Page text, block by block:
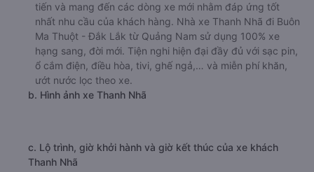
tiến và mang đến các dòng xe mới nhằm đáp ứng tốt
nhất nhu cầu của khách hàng. Nhà xe Thanh Nhã đi Buôn
Ma Thuột - Đắk Lắk từ Quảng Nam sử dụng 100% xe
hạng sang, đời mới. Tiện nghi hiện đại đầy đủ với sạc pin,
ổ cắm điện, điều hòa, tivi, ghế ngả,… và miễn phí khăn,
ướt nước lọc theo xe.
b. Hình ảnh xe Thanh Nhã
c. Lộ trình, giờ khởi hành và giờ kết thúc của xe khách
Thanh Nhã